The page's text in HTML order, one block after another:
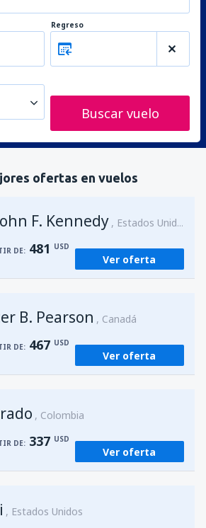
Regreso
Buscar vuelo
ofertas en vuelos
F. Kennedy Estados Unidos
DE: 481 USD
Ver oferta
B. Pearson Canadá
DE: 467 USD
Ver oferta
Colombia
DE: 337 USD
Ver oferta
Estados Unidos